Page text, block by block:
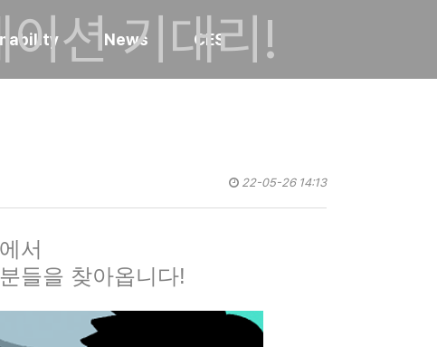
News CES
션 기대리!
22-05-26 14:13
에서
들을 찾아옵니 다!